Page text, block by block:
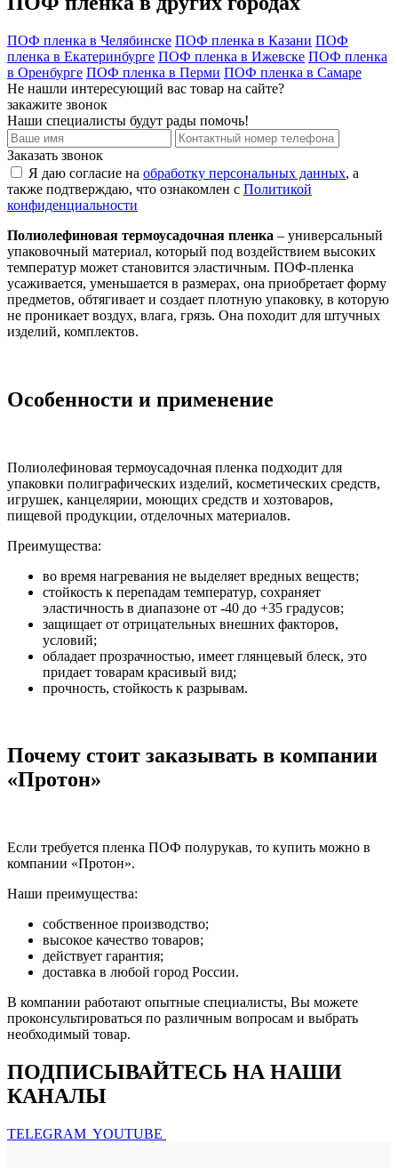
ПОФ пленка в Челябинске ПОФ пленка в Казани ПОФ
пленка в Екатеринбурге ПОФ пленка в Ижевске ПОФ пленка
в Оренбурге ПОФ пленка в Перми ПОФ пленка в Самаре
Не нашли интересующий вас товар на сайте?
закажите звонок
Наши специалисты будут рады помочь!
Заказать звонок
Я даю согласие на обработку персональных данных, а
также подтверждаю, что ознакомлен с Политикой
конфиденциальности
Полиолефиновая термоусадочная пленка – универсальный
упаковочный материал, который под воздействием высоких
температур может становится эластичным. ПОФ-пленка
усаживается, уменьшается в размерах, она приобретает форму
предметов, обтягивает и создает плотную упаковку, в которую
не проникает воздух, влага, грязь. Она походит для штучных
изделий, комплектов.
Особенности и применение
Полиолефиновая термоусадочная пленка подходит для
упаковки полиграфических изделий, косметических средств,
игрушек, канцелярии, моющих средств и хозтоваров,
пищевой продукции, отделочных материалов.
Преимущества:
во время нагревания не выделяет вредных веществ;
стойкость к перепадам температур, сохраняет
эластичность в диапазоне от -40 до +35 градусов;
защищает от отрицательных внешних факторов,
условий;
обладает прозрачностью, имеет глянцевый блеск, это
придает товарам красивый вид;
прочность, стойкость к разрывам.
Почему стоит заказывать в компании
«Протон»
Если требуется пленка ПОФ полурукав, то купить можно в
компании «Протон».
Наши преимущества:
собственное производство;
высокое качество товаров;
действует гарантия;
доставка в любой город России.
В компании работают опытные специалисты, Вы можете
проконсультироваться по различным вопросам и выбрать
необходимый товар.
ПОДПИСЫВАЙТЕСЬ НА НАШИ
КАНАЛЫ
TELEGRAM YOUTUBE